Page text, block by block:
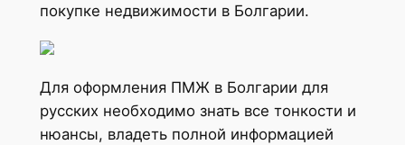
покупке недвижимости в Болгарии.
Для оформления ПМЖ в Болгарии для
русских необходимо знать все тонкости и
нюансы, владеть полной информацией